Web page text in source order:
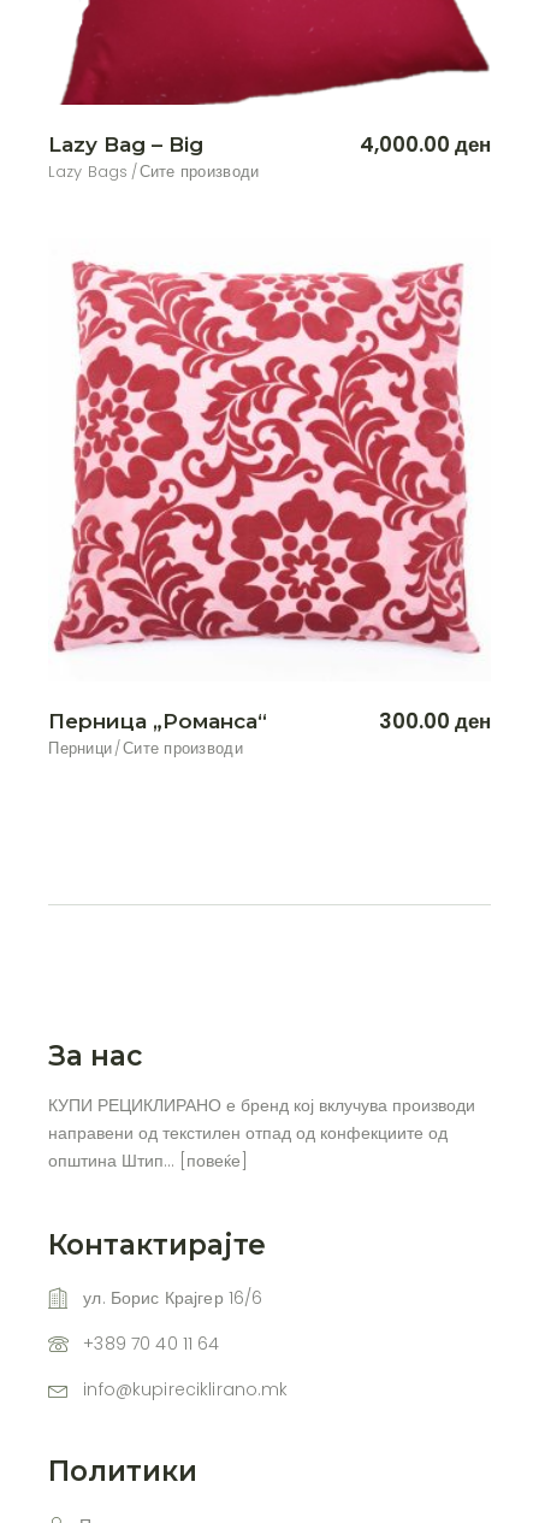
Lazy Bag – Big
Lazy Bags Сите производи
4,000.00 ден
Перница „Романса“
Перници Сите производи
300.00 ден
За нас
КУПИ РЕЦИКЛИРАНО е бренд кој вклучува производи
направени од текстилен отпад од конфекциите од
општина Штип… [повеќе]
Контактирајте
ул. Борис Крајгер 16/6
+389 70 40 11 64
info@kupireciklirano.mk
Политики